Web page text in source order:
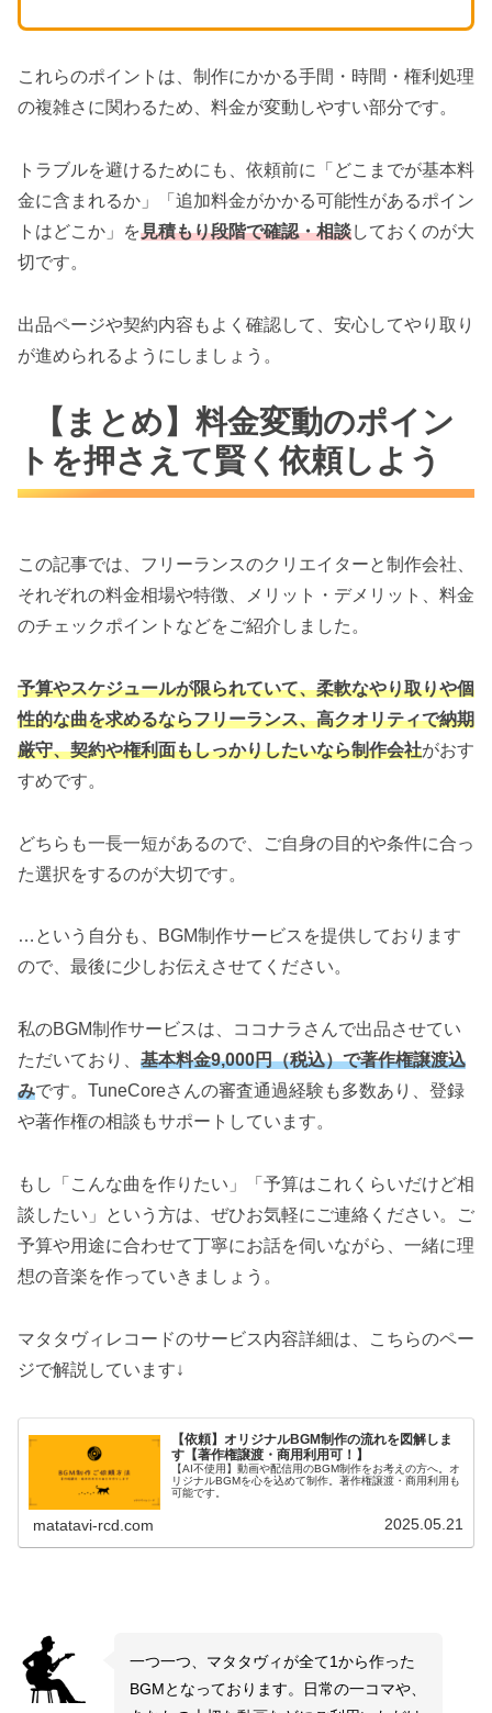
これらのポイントは、制作にかかる手間・時間・権利処理
の複雑さに関わるため、料金が変動しやすい部分です。
トラブルを避けるためにも、依頼前に「どこまでが基本料
金に含まれるか」「追加料金がかかる可能性があるポイン
トはどこか」を見積もり段階で確認・相談しておくのが大
切です。
出品ページや契約内容もよく確認して、安心してやり取り
が進められるようにしましょう。
【まとめ】料金変動のポイン
トを押さえて賢く依頼しよう
この記事では、フリーランスのクリエイターと制作会社、
それぞれの料金相場や特徴、メリット・デメリット、料金
のチェックポイントなどをご紹介しました。
予算やスケジュールが限られていて、柔軟なやり取りや個
性的な曲を求めるならフリーランス、高クオリティで納期
厳守、契約や権利面もしっかりしたいなら制作会社がおす
すめです。
どちらも一長一短があるので、ご自身の目的や条件に合っ
た選択をするのが大切です。
…という自分も、BGM制作サービスを提供しております
ので、最後に少しお伝えさせてください。
私のBGM制作サービスは、ココナラさんで出品させてい
ただいており、 基本料金9,000円（税込）で著作権譲渡込
みです。TuneCoreさんの審査通過経験も多数あり、登録
や著作権の相談もサポートしています。
もし「こんな曲を作りたい」「予算はこれくらいだけど相
談したい」という方は、ぜひお気軽にご連絡ください。ご
予算や用途に合わせて丁寧にお話を伺いながら、一緒に理
想の音楽を作っていきましょう。
マタタヴィレコードのサービス内容詳細は、こちらのペー
ジで解説しています↓
【依頼】オリジナルBGM制作の流れを図解しま
す【著作権譲渡・商用利用可！】
【AI不使用】動画や配信用のBGM制作をお考えの方へ。オ
リジナルBGMを心を込めて制作。著作権譲渡・商用利用も
可能です。
matatavi-rcd.com 2025.05.21
一つ一つ、マタタヴィが全て1から作った
BGMとなっております。日常の一コマや、